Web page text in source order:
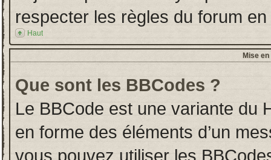
respecter les règles du forum
Haut
Mise
Que sont les BBCodes ?
Le BBCode est une variante du
en forme des éléments d’un
vous pouvez utiliser les